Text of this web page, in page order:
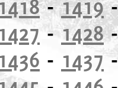
-1419
1427-1428
1436 - 1437